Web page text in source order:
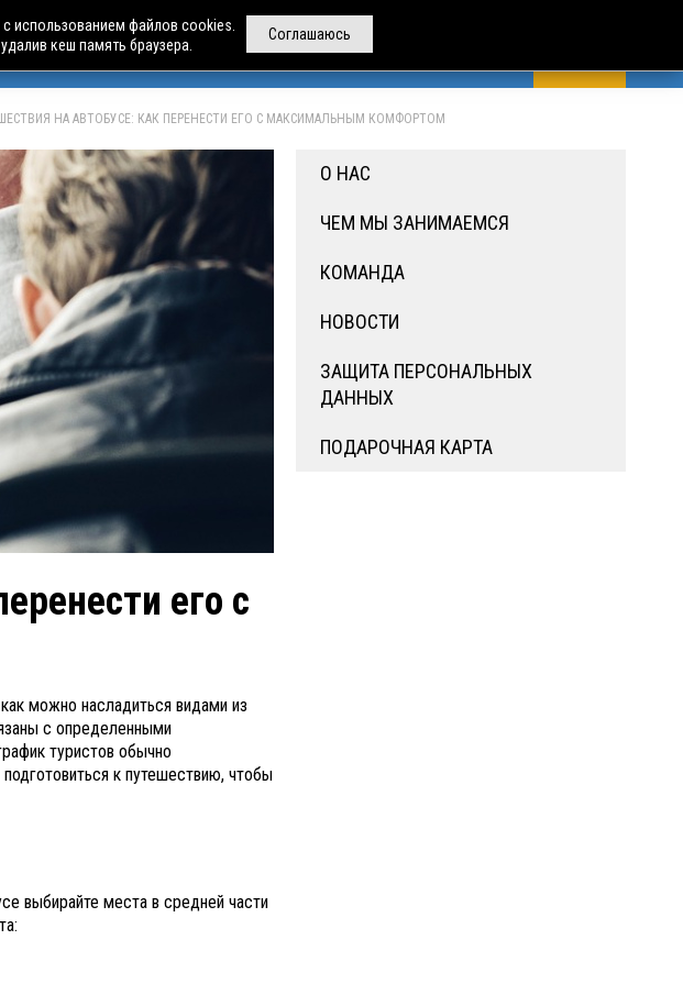
ЧАРТЕРЫ АРЕНДА АВТОБУСОВ
НА АВТОБУСЕ: КАК ПЕРЕНЕСТИ ЕГО С МАКСИМАЛЬНЫМ КОМФОРТОМ
его с
можно насладиться видами из
с определенными
туристов обычно
к путешествию, чтобы
выбирайте места в средней части
О НАС
ЧЕМ МЫ ЗАНИМАЕМСЯ
КОМАНДА
НОВОСТИ
ЗАЩИТА ПЕРСОНАЛЬНЫХ
ДАННЫХ
ПОДАРОЧНАЯ КАРТА
Соглашаюсь
использованием файлов cookies.
кеш память браузера.